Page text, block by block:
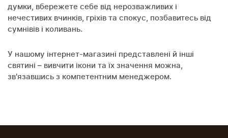
думки, вбережете себе від нерозважливих і
нечестивих вчинків, гріхів та спокус, позбавитесь від
сумнівів і коливань.
У нашому інтернет-магазині представлені й інші
святині – вивчити ікони та їх значення можна,
зв'язавшись з компетентним менеджером.